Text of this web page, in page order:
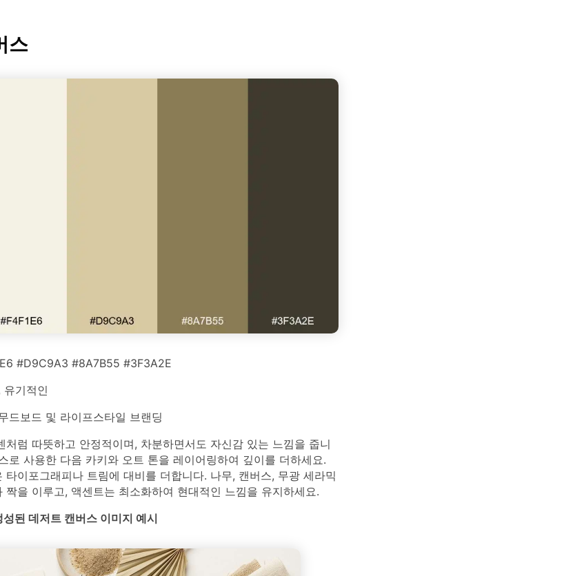
스
#D9C9A3 #8A7B55 #3F3A2E
유기적인
드보드 및 라이프스타일 브랜딩
처럼 따뜻하고 안정적이며, 차분하면서도 자신감 있는 느낌을 줍니
로 사용한 다음 카키와 오트 톤을 레이어링하여 깊이를 더하세요.
타이포그래피나 트림에 대비를 더합니다. 나무, 캔버스, 무광 세라믹
짝을 이루고, 액센트는 최소화하여 현대적인 느낌을 유지하세요.
된 데저트 캔버스 이미지 예시